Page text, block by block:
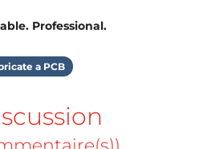
Professional.
a PCB